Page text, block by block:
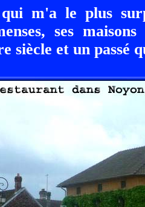
m'a le plus
ses
siècle et un passé